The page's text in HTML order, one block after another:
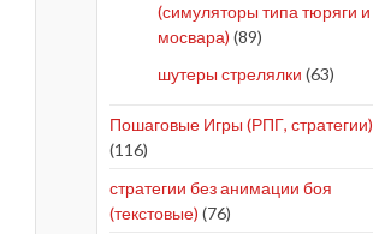
(симуляторы типа тюряги и
мосвара) (89)
шутеры стрелялки (63)
Пошаговые Игры (РПГ, стратегии)
(116)
стратегии без анимации боя
(текстовые) (76)